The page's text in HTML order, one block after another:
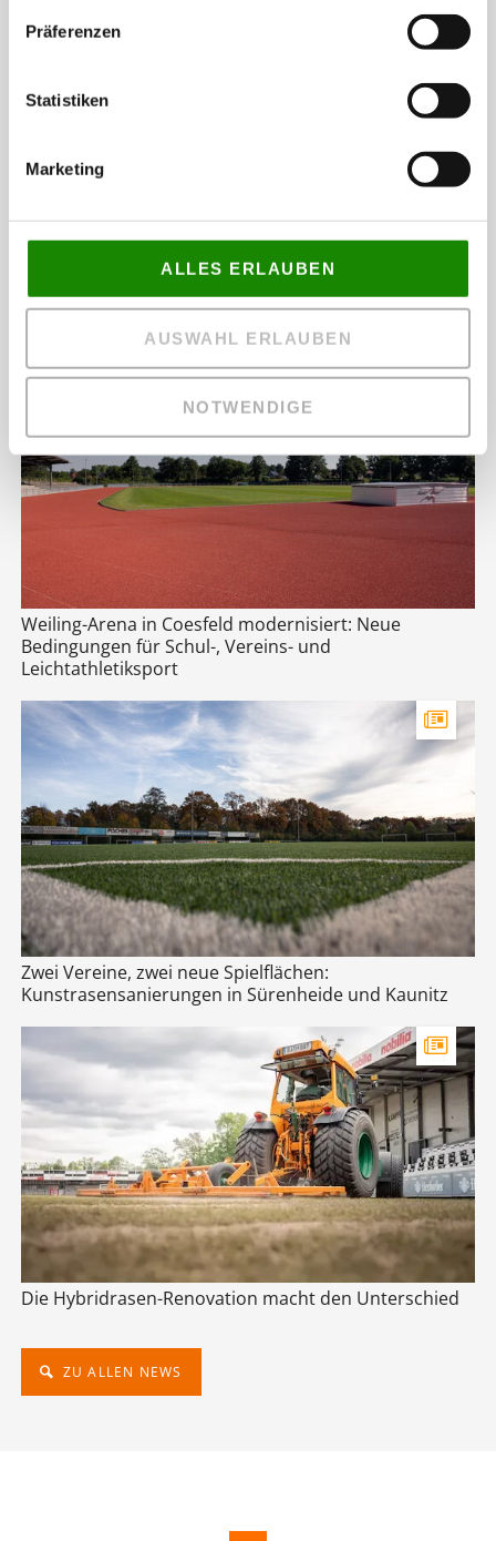
Präferenzen
Statistiken
Marketing
ALLES ERLAUBEN
AUSWAHL ERLAUBEN
NOTWENDIGE
Weiling-Arena in Coesfeld modernisiert: Neue
Bedingungen für Schul-, Vereins- und
Leichtathletiksport
Zwei Vereine, zwei neue Spielflächen:
Kunstrasensanierungen in Sürenheide und Kaunitz
Die Hybridrasen-Renovation macht den Unterschied
ZU ALLEN NEWS